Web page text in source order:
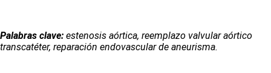
Palabras clave: estenosis aórtica, reemplazo valvular aórtico
transcatéter, reparación endovascular de aneurisma.